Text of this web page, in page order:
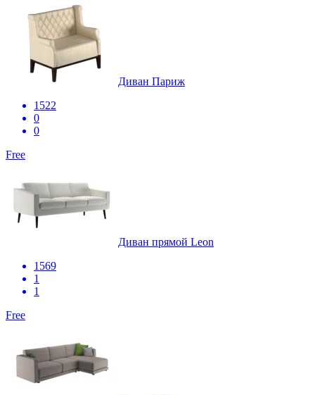
Диван Париж
1522
0
0
Free
Диван прямой Leon
1569
1
1
Free